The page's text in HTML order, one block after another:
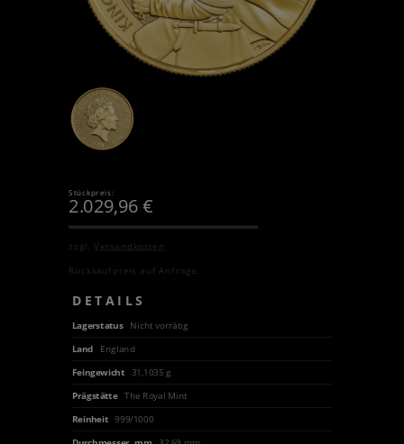
Stückpreis:
2.029,96€
zzgl.Versandkosten
Rückkaufpreis auf Anfrage.
DETAILS
Lagerstatus
Nicht vorrätig
Land
England
Feingewicht
31,1035 g
Prägstätte The Royal Mint
Reinheit 999/1000